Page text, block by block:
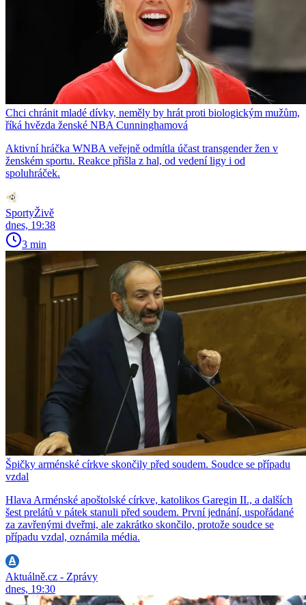
Chci chránit mladé dívky, neměly by hrát proti biologickým mužům,
říká hvězda ženské NBA Cunninghamová
Aktivní hráčka WNBA veřejně odmítla účast transgender žen v
ženském sportu. Reakce přišla z hal, od vedení ligy i od
spoluhráček.
SportyŽivě
dnes, 19:38
3 min
Špičky arménské církve skončily před soudem. Soudce se případu
vzdal
Hlava Arménské apoštolské církve, katolikos Garegin II., a dalších
šest prelátů v pátek stanuli před soudem. První jednání, uspořádané
za zavřenými dveřmi, ale zakrátko skončilo, protože soudce se
případu vzdal, oznámila média.
Aktuálně.cz - Zprávy
dnes, 19:30